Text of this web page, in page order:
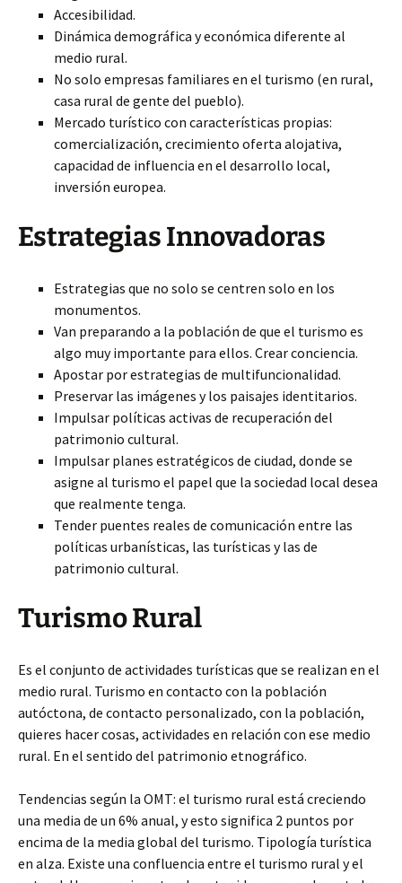
Accesibilidad.
Dinámica demográfica y económica diferente al
medio rural.
No solo empresas familiares en el turismo (en rural,
casa rural de gente del pueblo).
Mercado turístico con características propias:
comercialización, crecimiento oferta alojativa,
capacidad de influencia en el desarrollo local,
inversión europea.
Estrategias Innovadoras
Estrategias que no solo se centren solo en los
monumentos.
Van preparando a la población de que el turismo es
algo muy importante para ellos. Crear conciencia.
Apostar por estrategias de multifuncionalidad.
Preservar las imágenes y los paisajes identitarios.
Impulsar políticas activas de recuperación del
patrimonio cultural.
Impulsar planes estratégicos de ciudad, donde se
asigne al turismo el papel que la sociedad local desea
que realmente tenga.
Tender puentes reales de comunicación entre las
políticas urbanísticas, las turísticas y las de
patrimonio cultural.
Turismo Rural
Es el conjunto de actividades turísticas que se realizan en el
medio rural. Turismo en contacto con la población
autóctona, de contacto personalizado, con la población,
quieres hacer cosas, actividades en relación con ese medio
rural. En el sentido del patrimonio etnográfico.
Tendencias según la OMT: el turismo rural está creciendo
una media de un 6% anual, y esto significa 2 puntos por
encima de la media global del turismo. Tipología turística
en alza. Existe una confluencia entre el turismo rural y el